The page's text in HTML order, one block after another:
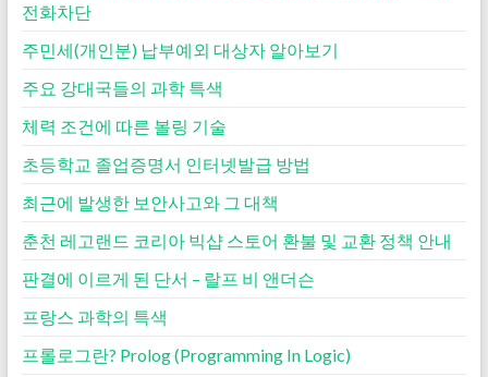
전화차단
주민세(개인분) 납부예외 대상자 알아보기
주요 강대국들의 과학 특색
체력 조건에 따른 볼링 기술
초등학교 졸업증명서 인터넷발급 방법
최근에 발생한 보안사고와 그 대책
춘천 레고랜드 코리아 빅샵 스토어 환불 및 교환 정책 안내
판결에 이르게 된 단서 – 랄프 비 앤더슨
프랑스 과학의 특색
프롤로그란? Prolog (Programming In Logic)